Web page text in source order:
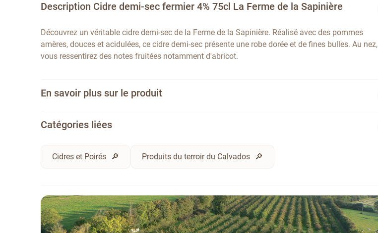
Description Cidre demi-sec fermier 4% 75cl La Ferme de la Sapinière
Découvrez un véritable cidre demi-sec de la Ferme de la Sapinière. Réalisé avec des pommes
amères, douces et acidulées, ce cidre demi-sec présente une robe dorée et de fines bulles. Au nez,
vous ressentirez des notes fruitées notamment d'abricot.
En savoir plus sur le produit
Catégories liées
Cidres et Poirés Produits du terroir du Calvados